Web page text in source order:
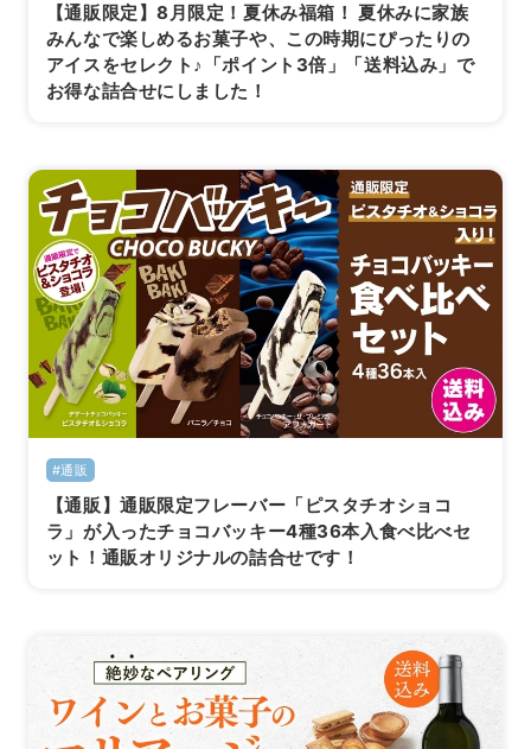
【通販限定】8月限定！夏休み福箱！ 夏休みに家族
みんなで楽しめるお菓子や、この時期にぴったりの
アイスをセレクト♪「ポイント3倍」「送料込み」で
お得な詰合せにしました！
#通販
【通販】通販限定フレーバー「ピスタチオショコ
ラ」が入ったチョコバッキー4種36本入食べ比べセ
ット！通販オリジナルの詰合せです！